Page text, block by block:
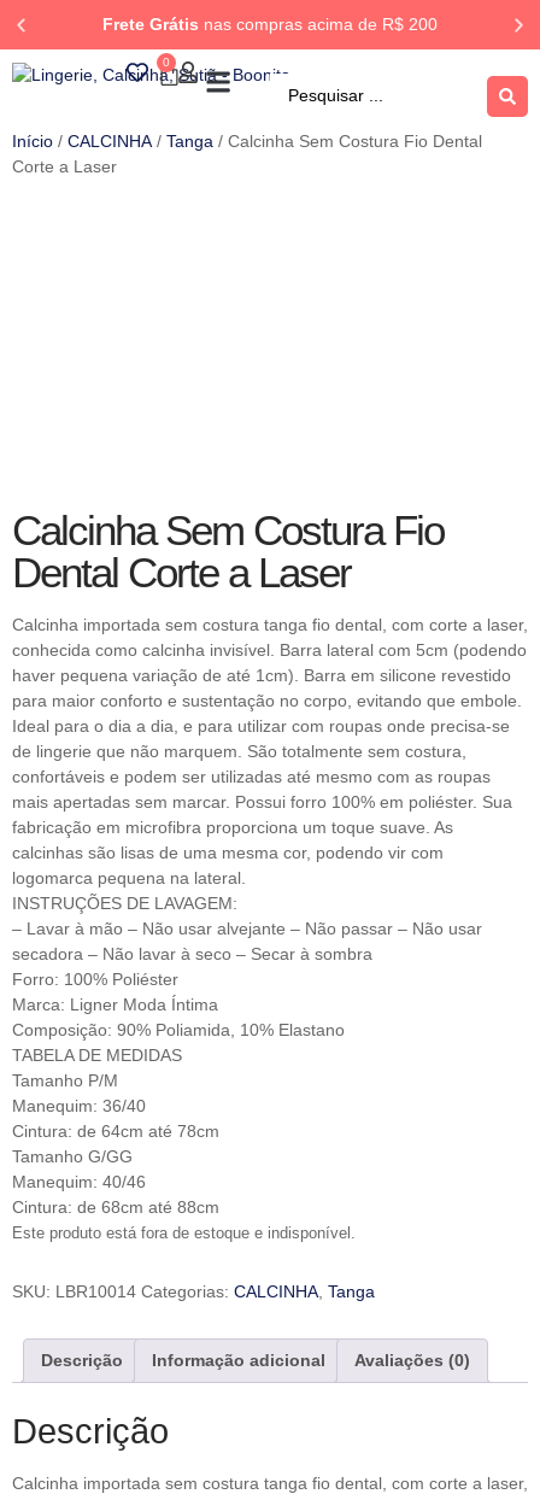
Frete Grátis nas compras acima de R$ 200
0
Início / CALCINHA / Tanga / Calcinha Sem Costura Fio Dental
Corte a Laser
Calcinha Sem Costura Fio
Dental Corte a Laser
Calcinha importada sem costura tanga fio dental, com corte a laser,
conhecida como calcinha invisível. Barra lateral com 5cm (podendo
haver pequena variação de até 1cm). Barra em silicone revestido
para maior conforto e sustentação no corpo, evitando que embole.
Ideal para o dia a dia, e para utilizar com roupas onde precisa-se
de lingerie que não marquem. São totalmente sem costura,
confortáveis e podem ser utilizadas até mesmo com as roupas
mais apertadas sem marcar. Possui forro 100% em poliéster. Sua
fabricação em microfibra proporciona um toque suave. As
calcinhas são lisas de uma mesma cor, podendo vir com
logomarca pequena na lateral.
INSTRUÇÕES DE LAVAGEM:
– Lavar à mão – Não usar alvejante – Não passar – Não usar
secadora – Não lavar à seco – Secar à sombra
Forro: 100% Poliéster
Marca: Ligner Moda Íntima
Composição: 90% Poliamida, 10% Elastano
TABELA DE MEDIDAS
Tamanho P/M
Manequim: 36/40
Cintura: de 64cm até 78cm
Tamanho G/GG
Manequim: 40/46
Cintura: de 68cm até 88cm
Este produto está fora de estoque e indisponível.
SKU: LBR10014 Categorias: CALCINHA Tanga
Descrição Informação adicional Avaliações (0)
Descrição
Calcinha importada sem costura tanga fio dental, com corte a laser,